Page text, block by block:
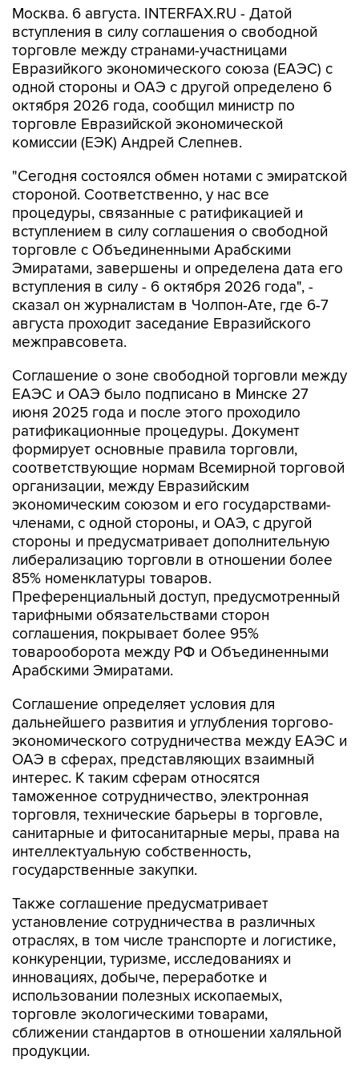
торговле между странами-участницами
Евразийкого экономического союза (ЕАЭС) с
одной стороны и ОАЭ с другой определено 6
октября 2026 года, сообщил министр по
торговле Евразийской экономической
комиссии (ЕЭК) Андрей Слепнев.
"Сегодня состоялся обмен нотами с эмиратской
процедуры, связанные с ратификацией и
вступлением в силу соглашения о свободной
торговле с Объединенными Арабскими
Эмиратами, завершены и определена дата его
вступления в силу - 6 октября 2026 года", -
сказал он журналистам в Чолпон-Ате, где 6-7
августа проходит заседание Евразийского
межправсовета.
Соглашение о зоне свободной торговли между
июня 2025 года и после этого проходило
ратификационные процедуры. Документ
формирует основные правила торговли,
соответствующие нормам Всемирной торговой
организации, между Евразийским
экономическим союзом и его государствами-
членами, с одной стороны, и ОАЭ, с другой
стороны и предусматривает дополнительную
либерализацию торговли в отношении более
85% номенклатуры товаров.
Преференциальный доступ, предусмотренный
тарифными обязательствами сторон
соглашения, покрывает более 95%
товарооборота между РФ и Объединенными
Арабскими Эмиратами.
Соглашение определяет условия для
экономического сотрудничества между ЕАЭС и
ОАЭ в сферах, представляющих взаимный
интерес. К таким сферам относятся
таможенное сотрудничество, электронная
торговля, технические барьеры в торговле,
санитарные и фитосанитарные меры, права на
интеллектуальную собственность,
государственные закупки.
Также соглашение предусматривает
отраслях, в том числе транспорте и логистике,
конкуренции, туризме, исследованиях и
инновациях, добыче, переработке и
использовании полезных ископаемых,
торговле экологическими товарами,
сближении стандартов в отношении халяльной
продукции.
ЕАЭС ОАЭ